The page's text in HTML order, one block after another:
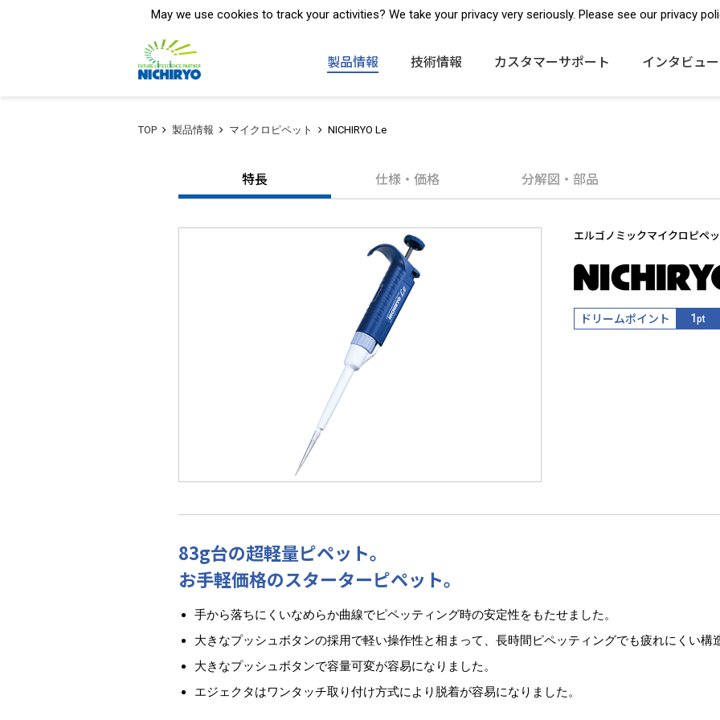
分注器・ピペットの製造・販売 販売ネットワーク お問合わせ・カタログ請求
製品情報 技術情報 カスタマーサポート インタビュー
TOP 製品情報 マイクロピペット NICHIRYO Le
特長 仕様・価格 分解図・部品
エルゴノミックマイクロピペ
ドリームポイント 1 pt
83g台の超軽量ピペット。
お手軽価格のスターターピペット。
手から落ちにくいなめらか曲線でピペッティング時の安定性をもたせました。
大きなプッシュボタンの採用で軽い操作性と相まって、長時間ピペッティングでも疲れにくい構
大きなプッシュボタンで容量可変が容易になりました。
エジェクタはワンタッチ取り付け方式により脱着が容易になりました。
May we use cookies to track your activities? We take your privacy very seriously. Please see our privacy